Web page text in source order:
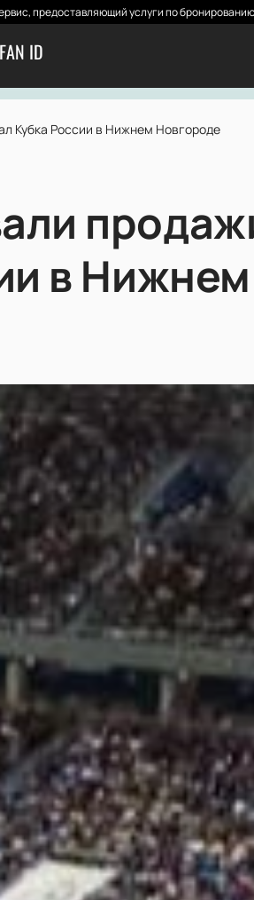
предоставляющий услуги по
FAN ID
Кубка России в Нижнем Новгороде
в Нижнем